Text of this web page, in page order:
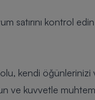
satırını kontrol
öğünlerinizi ve
kuvvetle